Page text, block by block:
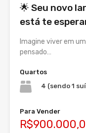
🌟 Seu novo
está te
Imagine viver em
pensado…
Quartos
4 (sendo 1
Para Vender